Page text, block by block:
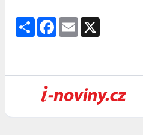
Share Facebook
Email